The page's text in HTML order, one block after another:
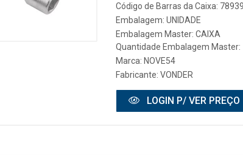
Código de Barras da Caixa:
Embalagem: UNIDADE
Embalagem Master: CAIXA
Quantidade Embalagem Master:
Marca: NOVE54
Fabricante: VONDER
LOGIN P/ VER PREÇO